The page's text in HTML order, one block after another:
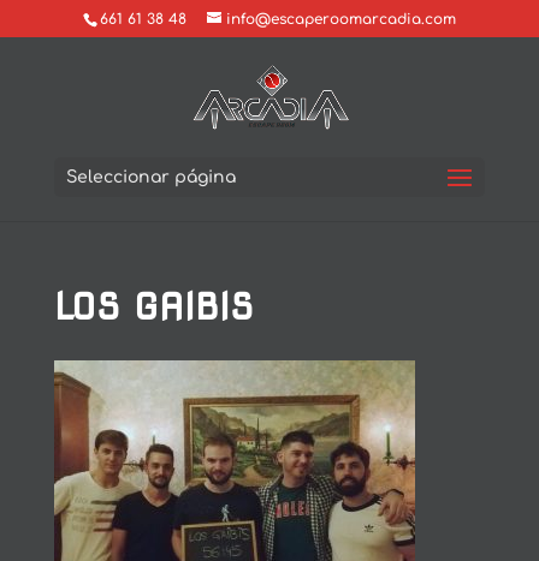
661 61 38 48 info@escaperoomarcadia.com
Seleccionar página
LOS GAIBIS